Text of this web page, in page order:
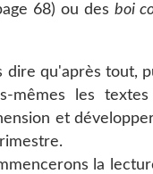
68) ou desboi
dire qu'après tout,
mêmes les
et
la